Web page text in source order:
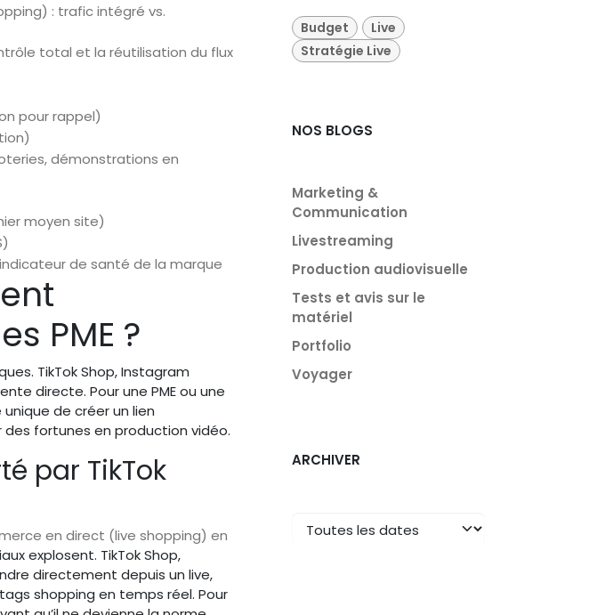
: trafic intégré vs.
total et la réutilisation du flux
pour rappel)
démonstrations en
moyen site)
de santé de la marque
PME ?
TikTok Shop, Instagram
directe. Pour une PME ou une
de créer un lien
fortunes en production vidéo.
par TikTok
en direct (live shopping) en
explosent. TikTok Shop,
directement depuis un live,
shopping en temps réel. Pour
Budget
Live
Stratégie Live
NOS BLOGS
Marketing &
Communication
Livestreaming
Production audiovisuelle
Tests et avis sur le
matériel
Portfolio
Voyager
ARCHIVER